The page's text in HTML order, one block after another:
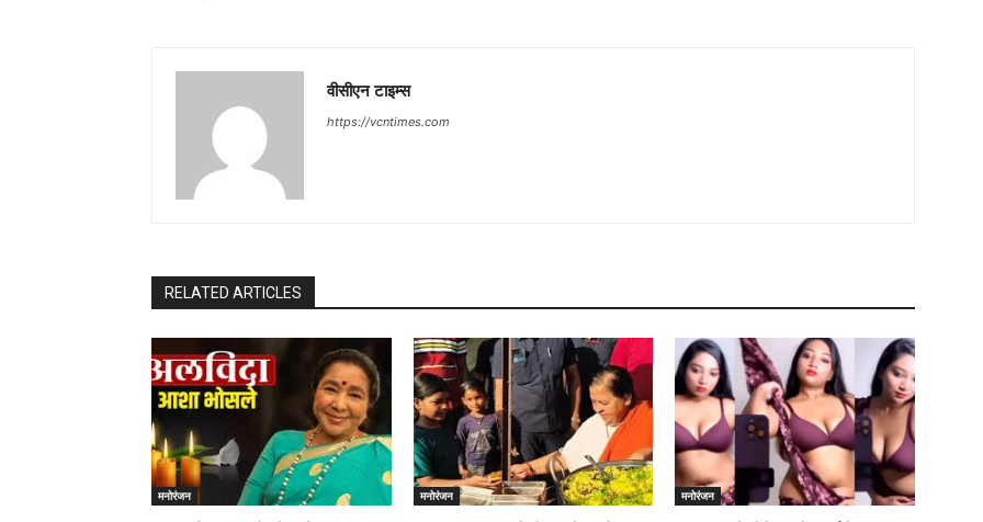
वीसीएन टाइम्स
https://vcntimes.com
RELATED ARTICLES
मनोरंजन मनोरंजन मनोरंजन